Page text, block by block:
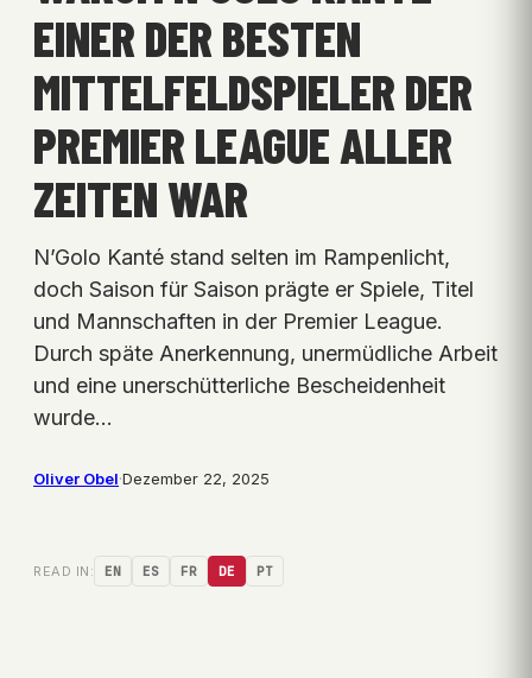
EINER DER BESTEN
MITTELFELDSPIELER DER
PREMIER LEAGUE ALLER
ZEITEN WAR
N’Golo Kanté stand selten im Rampenlicht,
doch Saison für Saison prägte er Spiele, Titel
und Mannschaften in der Premier League.
Durch späte Anerkennung, unermüdliche Arbeit
und eine unerschütterliche Bescheidenheit
wurde…
Oliver Obel·Dezember 22, 2025
READ IN: EN ES FR DE PT